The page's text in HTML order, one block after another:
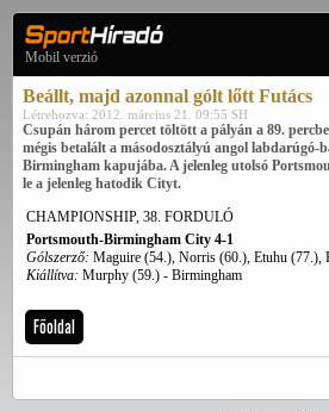
Mobil verzió
Beállt, majd azonnal gólt lőtt Futács
Létrehozva: 2012. március 21. 09:55 SH
Csupán három percet töltött a pályán a 89.
mégis betalált a másodosztályú angol
Birmingham kapujába. A jelenleg utolsó
le a jelenleg hatodik Cityt.
CHAMPIONSHIP, 38. FORDULÓ
Portsmouth-Birmingham City 4-1
Gólszerző: Maguire (54.), Norris (60.), Etuhu (77.),
Kiállítva: Murphy (59.) - Birmingham
Főoldal